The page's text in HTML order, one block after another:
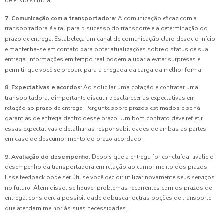
7. Comunicação com a transportadora: A comunicação eficaz com a
transportadora é vital para o sucesso do transporte e a determinação do
prazo de entrega. Estabeleça um canal de comunicação claro desde o início
e mantenha-se em contato para obter atualizações sobre o status de sua
entrega. Informações em tempo real podem ajudar a evitar surpresas e
permitir que você se prepare para a chegada da carga da melhor forma.
8. Expectativas e acordos: Ao solicitar uma cotação e contratar uma
transportadora, é importante discutir e esclarecer as expectativas em
relação ao prazo de entrega. Pergunte sobre prazos estimados e se há
garantias de entrega dentro desse prazo. Um bom contrato deve refletir
essas expectativas e detalhar as responsabilidades de ambas as partes
em caso de descumprimento do prazo acordado.
9. Avaliação do desempenho: Depois que a entrega for concluída, avalie o
desempenho da transportadora em relação ao cumprimento dos prazos.
Esse feedback pode ser útil se você decidir utilizar novamente seus serviços
no futuro. Além disso, se houver problemas recorrentes com os prazos de
entrega, considere a possibilidade de buscar outras opções de transporte
que atendam melhor às suas necessidades.